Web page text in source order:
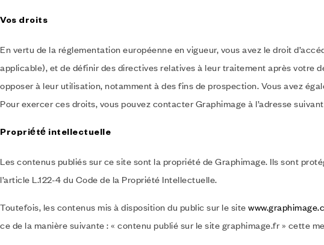
Vos droits
En vertu de la réglementation européenne en vigueur, vous avez le droit
applicable), et de définir des directives relatives à leur traitement après votre
opposer à leur utilisation, notamment à des fins de prospection. Vous avez
Pour exercer ces droits, vous pouvez contacter Graphimage à l’adresse
Propriété intellectuelle
Les contenus publiés sur ce site sont la propriété de Graphimage. Ils sont
l’article L.122-4 du Code de la Propriété Intellectuelle.
Toutefois, les contenus mis à disposition du public sur le site
ce de la manière suivante : « contenu publié sur le site graphimage.fr » cette